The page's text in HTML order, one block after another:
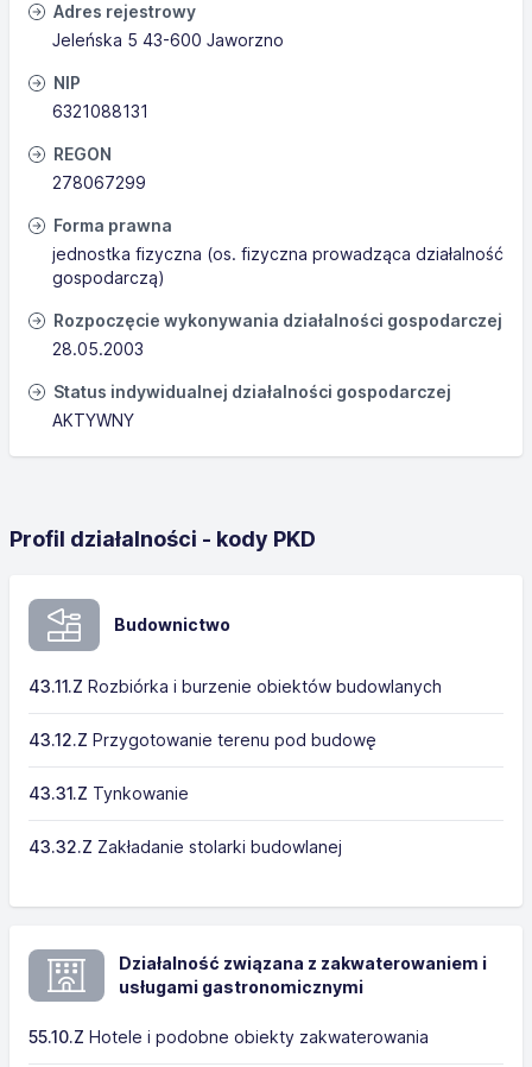
Adres rejestrowy
Jeleńska 5 43-600 Jaworzno
NIP
6321088131
REGON
278067299
Forma prawna
jednostka fizyczna (os. fizyczna prowadząca działalność
gospodarczą)
Rozpoczęcie wykonywania działalności gospodarczej
28.05.2003
Status indywidualnej działalności gospodarczej
AKTYWNY
Profil działalności - kody PKD
Budownictwo
43.11.Z Rozbiórka i burzenie obiektów budowlanych
43.12.Z Przygotowanie terenu pod budowę
43.31.Z Tynkowanie
43.32.Z Zakładanie stolarki budowlanej
Działalność związana z zakwaterowaniem i
usługami gastronomicznymi
55.10.Z Hotele i podobne obiekty zakwaterowania